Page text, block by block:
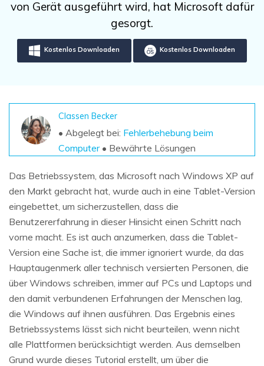
Unbegrenzte Daten vom Mac-System
wiederherstellen
Kostenlos Testen
Verlorene/gel?schte Daten kostenlos
Kostenlos Testen
Weitere Produkte
Repairit - Datenreparatur
Datenverlust-Szenarien
Sign In
search
von Gerät ausgeführt wird, hat Microsoft dafür
gesorgt.
Kostenlos Downloaden Kostenlos Downloaden
Classen Becker
• Abgelegt bei: Fehlerbehebung beim
Computer• Bewährte Lösungen
Das Betriebssystem, das Microsoft nach Windows XP auf
den Markt gebracht hat, wurde auch in eine Tablet-Version
eingebettet, um sicherzustellen, dass die
Benutzererfahrung in dieser Hinsicht einen Schritt nach
vorne macht. Es ist auch anzumerken, dass die Tablet-
Version eine Sache ist, die immer ignoriert wurde, da das
Hauptaugenmerk aller technisch versierten Personen, die
über Windows schreiben, immer auf PCs und Laptops und
den damit verbundenen Erfahrungen der Menschen lag,
die Windows auf ihnen ausführen. Das Ergebnis eines
Betriebssystems lässt sich nicht beurteilen, wenn nicht
alle Plattformen berücksichtigt werden. Aus demselben
Grund wurde dieses Tutorial erstellt, um über die